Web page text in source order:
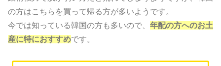
の方はこちらを買って帰る方が多いようです。
今では知っている韓国の方も多いので、 年配の方へのお土
産に特におすすめです。